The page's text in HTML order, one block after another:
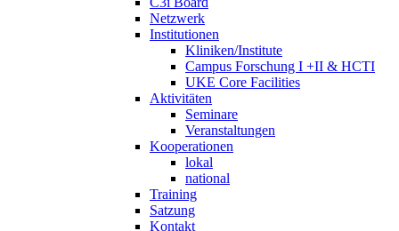
Netzwerk
Institutionen
Kliniken/Institute
Campus Forschung I +II & HCTI
UKE Core Facilities
Aktivitäten
Seminare
Veranstaltungen
Kooperationen
lokal
national
Training
Satzung
Kontakt